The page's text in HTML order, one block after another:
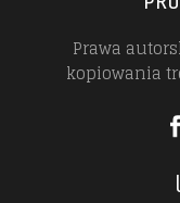
Prawa
kopiowania